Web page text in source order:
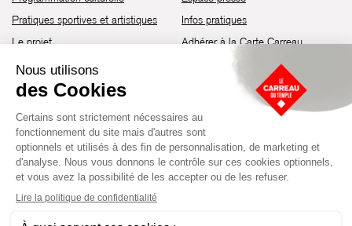
Pratiques sportives et artistiques
Le projet
Brochure de saison 25-26
Découvrir les espaces
Devenir partenaire
Infos pratiques
Adhérer à la Carte Carreau
Guide d’accessibilité
Établissement culturel et sportif à l’architecture industrielle de la fin du
XIXème siècle, le Carreau du Temple fut réhabilité en 2014 par la Ville
artistiques, culturels et sportifs, à travers une programmation éclectique